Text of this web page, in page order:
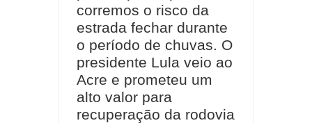
corremos o risco da
estrada fechar durante
o período de chuvas. O
presidente Lula veio ao
Acre e prometeu um
alto valor para
recuperação da rodovia